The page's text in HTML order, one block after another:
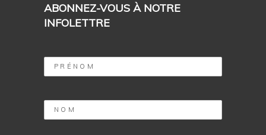
ABONNEZ-VOUS À NOTRE
INFOLETTRE